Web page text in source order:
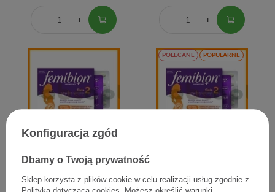
28 kaps
POLECANE POPULARNE
Konfiguracja zgód
Dbamy o Twoją prywatność
Sklep korzysta z plików cookie w celu realizacji usług zgodnie z